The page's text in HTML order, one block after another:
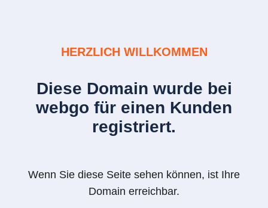
HERZLICH WILLKOMMEN
Diese Domain wurde bei
webgo für einen Kunden
registriert.
Wenn Sie diese Seite sehen können, ist Ihre
Domain erreichbar.